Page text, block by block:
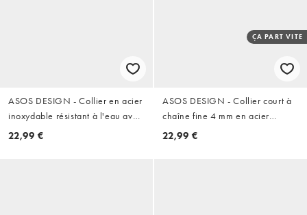
ASOS DESIGN - Collier en acier
inoxydable résistant à l'eau avec
pendentif pièce gravée - Argenté
22,99 €
ÇA PART VITE
ASOS DESIGN - Collier court à
chaîne fine 4 mm en acier
inoxydable étanche - Argenté
22,99 €